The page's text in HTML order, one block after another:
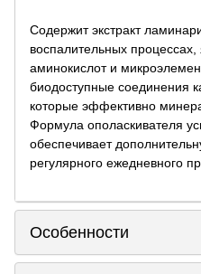
Содержит экстракт
воспалительных процессах,
аминокислот и
биодоступные соединения
которые эффективно
Формула ополаскивателя
обеспечивает
регулярного ежедневного
Особенности